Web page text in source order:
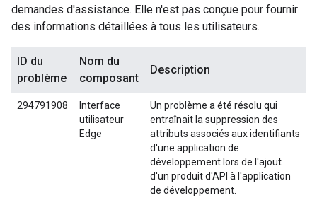
demandes d'assistance. Elle n'est pas conçue pour fournir
des informations détaillées à tous les utilisateurs.
ID du
problème
Nom du
composant
Description
294791908
Interface
utilisateur
Edge
Un problème a été résolu qui
entraînait la suppression des
attributs associés aux identifiants
d'une application de
développement lors de l'ajout
d'un produit d'API à l'application
de développement.